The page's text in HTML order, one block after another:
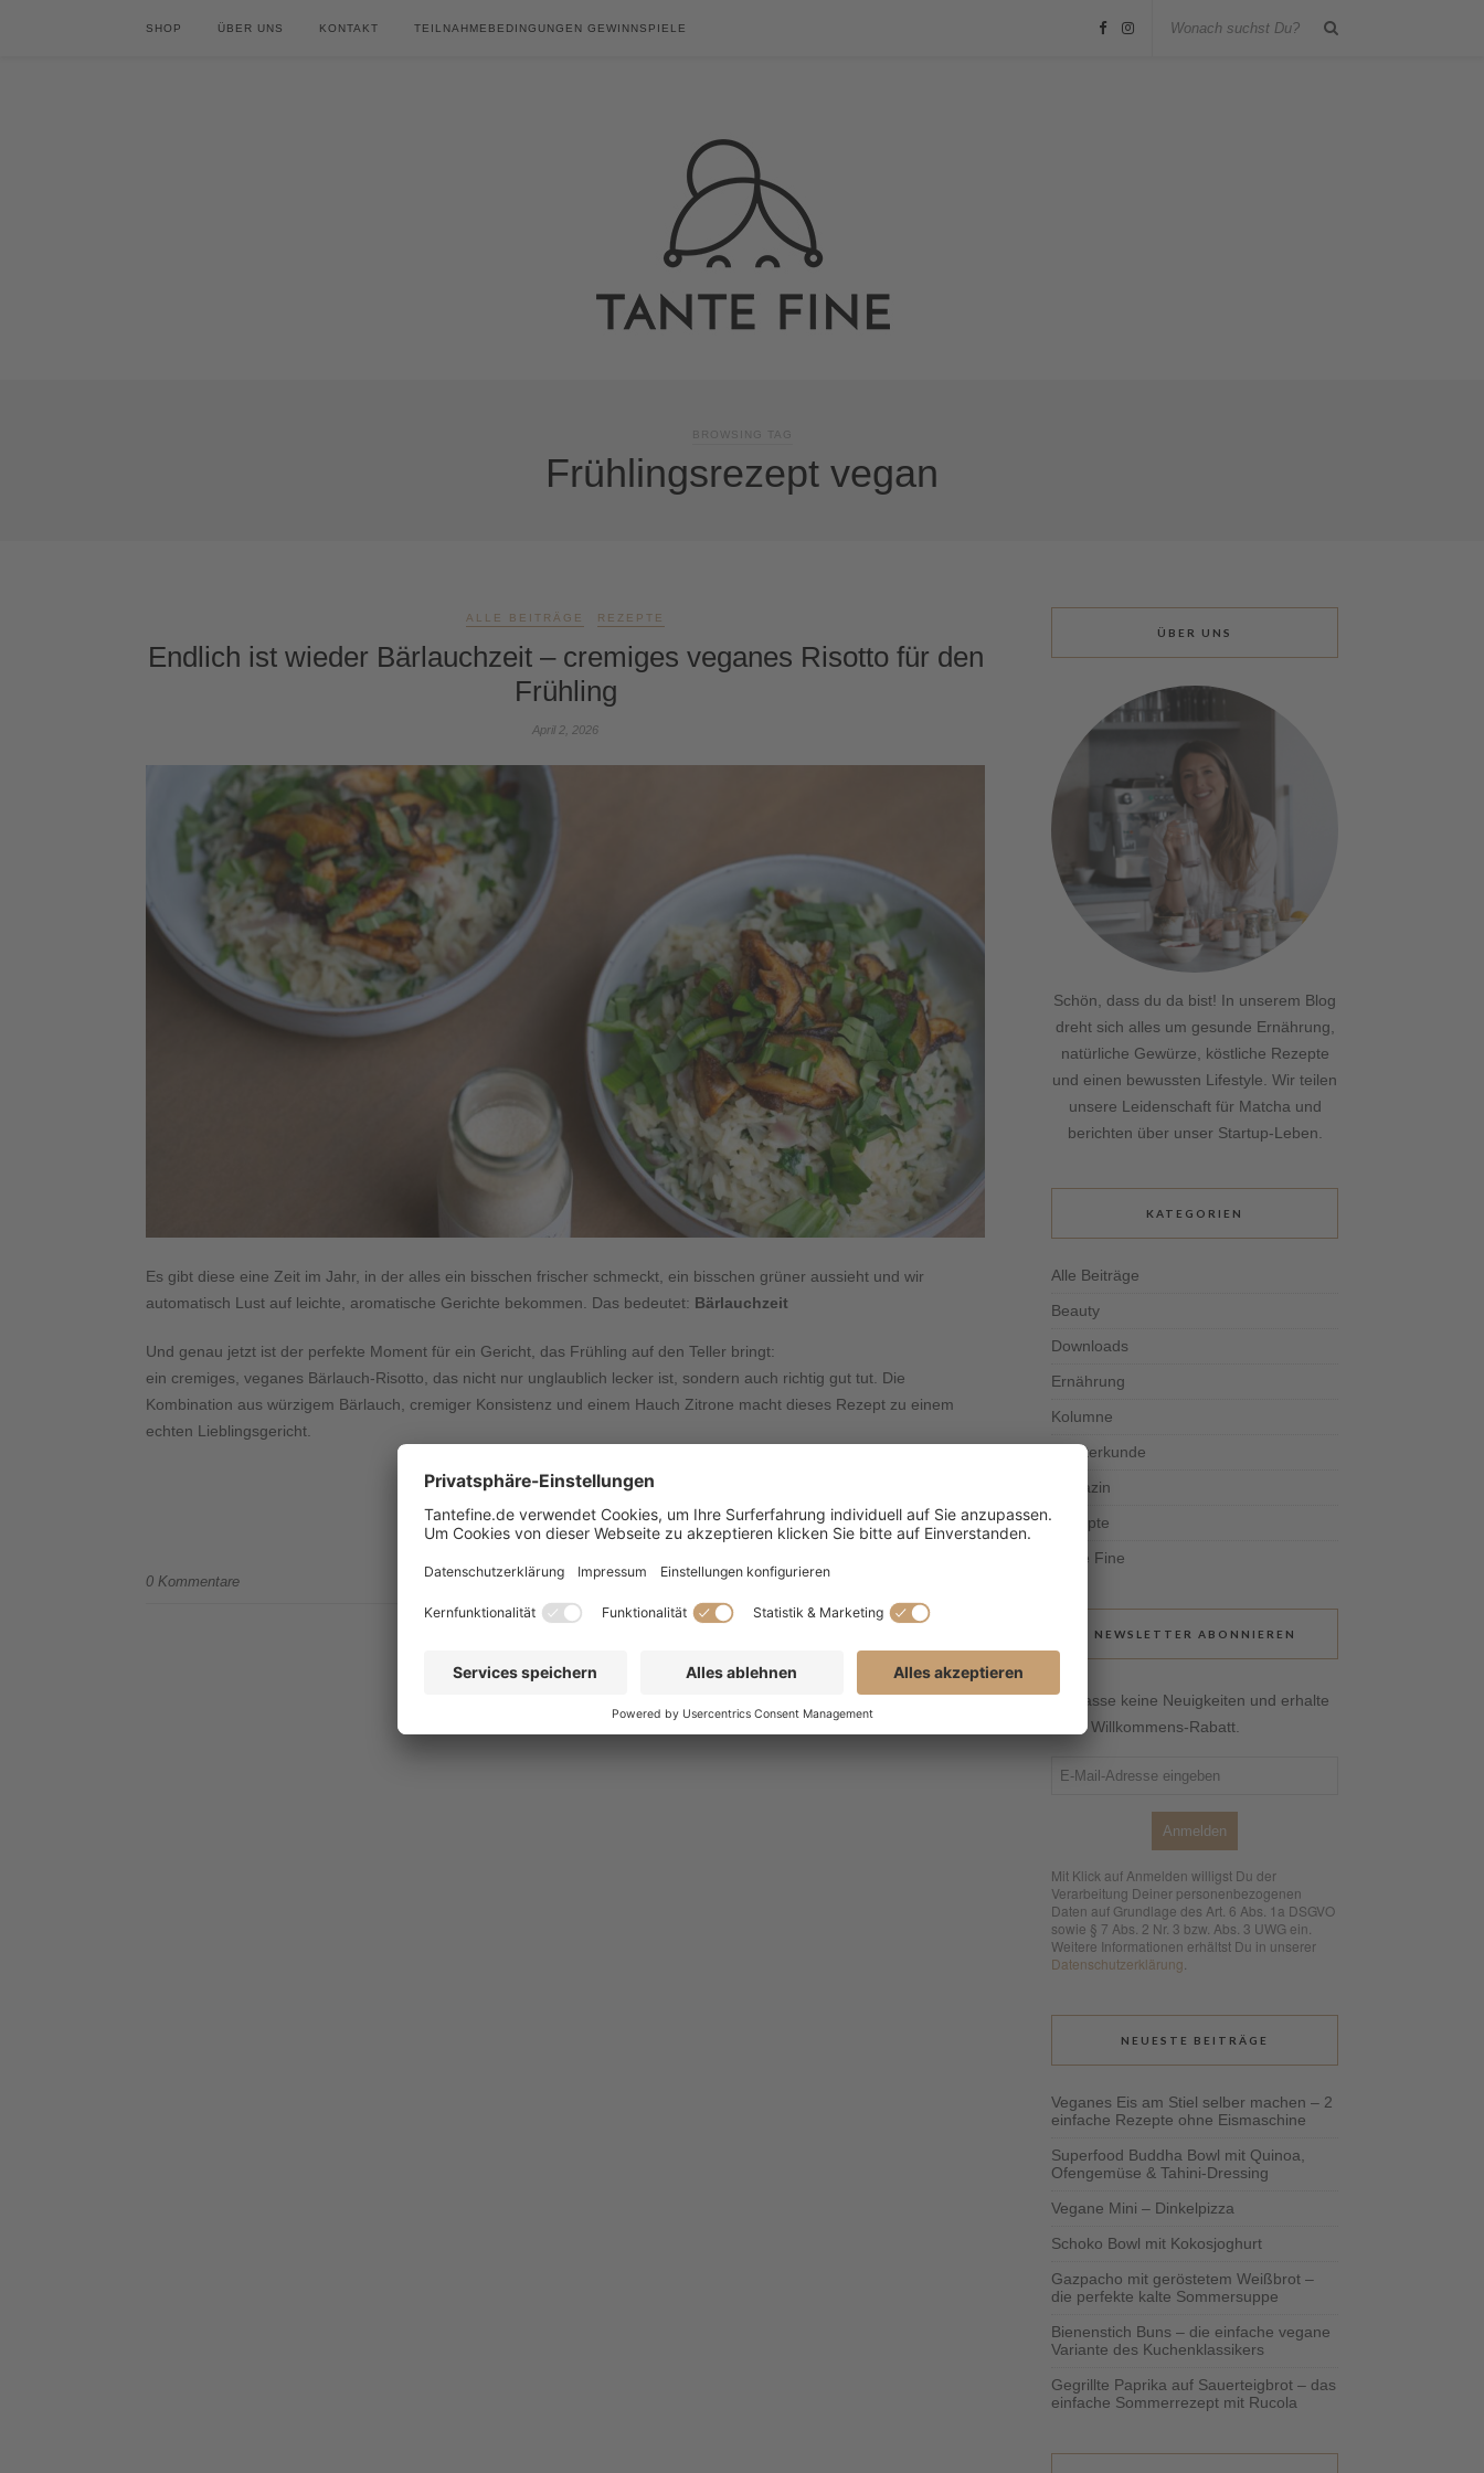
SHOP ÜBER UNS KONTAKT TEILNAHMEBEDINGUNGEN GEWINNSPIELE
BROWSING TAG
Frühlingsrezept vegan
ALLE BEITRÄGE REZEPTE
Endlich ist wieder Bärlauchzeit – cremiges veganes Risotto für den
Frühling
April 2, 2026
Es gibt diese eine Zeit im Jahr, in der alles ein bisschen frischer schmeckt, ein bisschen grüner aussieht und wir
automatisch Lust auf leichte, aromatische Gerichte bekommen. Das bedeutet: Bärlauchzeit
Und genau jetzt ist der perfekte Moment für ein Gericht, das Frühling auf den Teller bringt:
ein cremiges, veganes Bärlauch-Risotto, das nicht nur unglaublich lecker ist, sondern auch richtig gut tut. Die
Kombination aus würzigem Bärlauch, cremiger Konsistenz und einem Hauch Zitrone macht dieses Rezept zu einem
echten Lieblingsgericht.
WEITERLESEN
0 Kommentare
ÜBER UNS
Schön, dass du da bist! In unserem Blog
dreht sich alles um gesunde Ernährung,
natürliche Gewürze, köstliche Rezepte
und einen bewussten Lifestyle. Wir teilen
unsere Leidenschaft für Matcha und
berichten über unser Startup-Leben.
KATEGORIEN
Alle Beiträge
Beauty
Downloads
Ernährung
Kolumne
Kräuterkunde
Magazin
Rezepte
Tante Fine
NEWSLETTER ABONNIEREN
Verpasse keine Neuigkeiten und erhalte
10 % Willkommens-Rabatt.
Anmelden
Mit Klick auf Anmelden willigst Du der
Verarbeitung Deiner personenbezogenen
Daten auf Grundlage des Art. 6 Abs. 1a DSGVO
sowie § 7 Abs. 2 Nr. 3 bzw. Abs. 3 UWG ein.
Weitere Informationen erhältst Du in unserer
Datenschutzerklärung
NEUESTE BEITRÄGE
Veganes Eis am Stiel selber machen – 2
einfache Rezepte ohne Eismaschine
Superfood Buddha Bowl mit Quinoa,
Ofengemüse & Tahini-Dressing
Vegane Mini – Dinkelpizza
Schoko Bowl mit Kokosjoghurt
Gazpacho mit geröstetem Weißbrot –
die perfekte kalte Sommersuppe
Bienenstich Buns – die einfache vegane
Variante des Kuchenklassikers
Gegrillte Paprika auf Sauerteigbrot – das
einfache Sommerrezept mit Rucola